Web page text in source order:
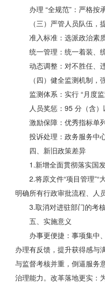
办理 “全规范”：严格
（三）严管人员队伍，
准入标准：选派政治素
统一管理：统一着装、
动态调整：对不胜任、
（四）健全监测机制，
监测体系：实行 “月度
人员奖惩：95 分（含
激励保障：优秀指标单
投诉处理：政务服务中
四、新旧政策差异
1.新增全面贯彻落实国
2.将原文件“项目管理”“
明确所有行政审批流程、人
3.取消对进驻部门的考
五、实施意义
办事更便捷：事项集中
办理有反馈，提升获得感与
与监督考核并重，倒逼服务
治理能力。改革落地更实：